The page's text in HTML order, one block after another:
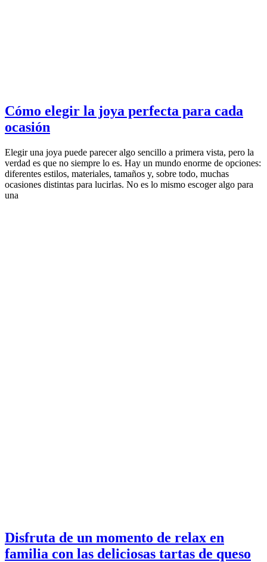
Cómo elegir la joya perfecta para cada
ocasión
Elegir una joya puede parecer algo sencillo a primera vista, pero la
verdad es que no siempre lo es. Hay un mundo enorme de opciones:
diferentes estilos, materiales, tamaños y, sobre todo, muchas
ocasiones distintas para lucirlas. No es lo mismo escoger algo para
una
Disfruta de un momento de relax en
familia con las deliciosas tartas de queso